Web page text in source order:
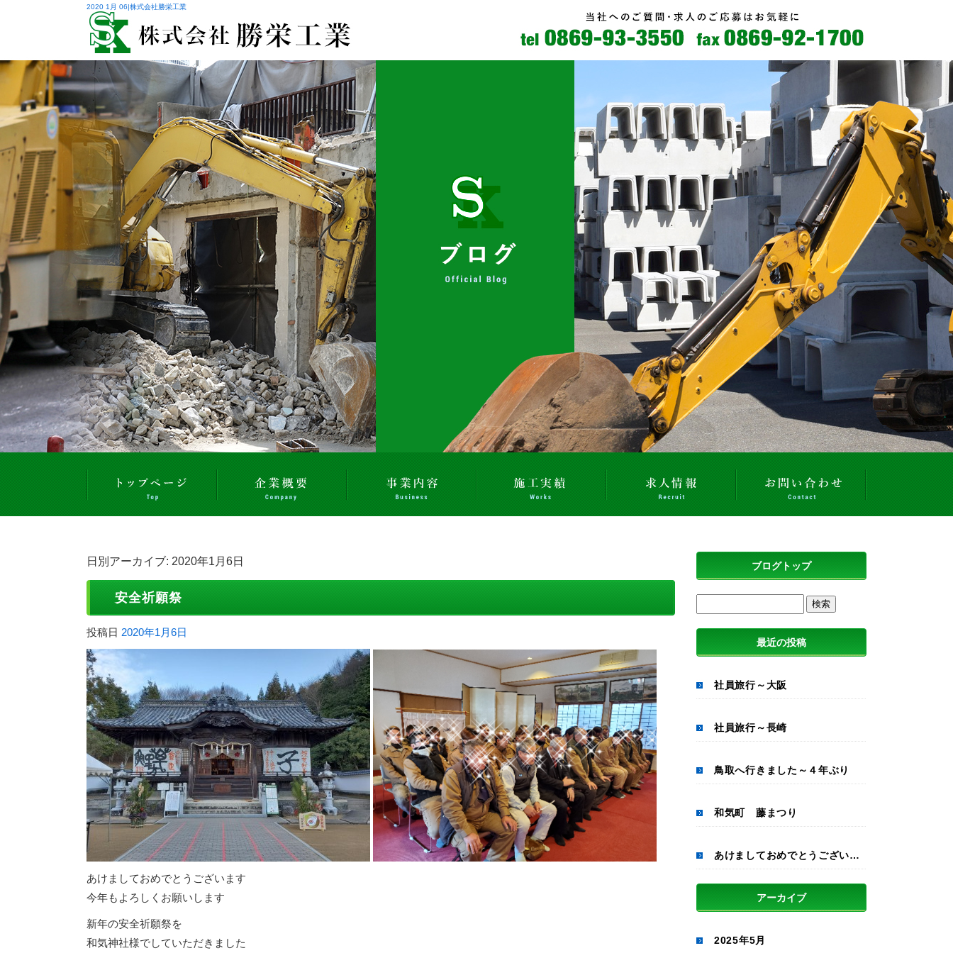
2020 1月 06|株式会社勝栄工業
日別アーカイブ: 2020年1月6日
安全祈願祭
投稿日 2020年1月6日
あけましておめでとうございます
今年もよろしくお願いします
新年の安全祈願祭を
和気神社様でしていただきました
ブログトップ
最近の投稿
社員旅行～大阪
社員旅行～長崎
鳥取へ行きました～４年ぶり
和気町 藤まつり
あけましておめでとうございます
アーカイブ
2025年5月